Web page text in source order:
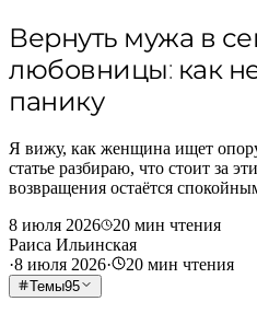
Вернуть мужа в
любовницы: как
панику
Я вижу, как женщина ищет
статье разбираю, что стоит за
возвращения остаётся
8 июля 2026
20 мин чтения
Раиса Ильинская
·8 июля 2026· 20 мин чтения
Темы95